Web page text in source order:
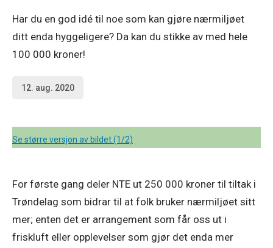
Har du en god idé til noe som kan gjøre nærmiljøet
ditt enda hyggeligere? Da kan du stikke av med hele
100 000 kroner!
12. aug. 2020
Se større versjon av bildet (1/2)
For første gang deler NTE ut 250 000 kroner til tiltak i
Trøndelag som bidrar til at folk bruker nærmiljøet sitt
mer; enten det er arrangement som får oss ut i
friskluft eller opplevelser som gjør det enda mer